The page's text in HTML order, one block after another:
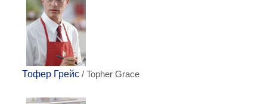
Тофер Грейс / Topher Grace